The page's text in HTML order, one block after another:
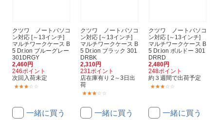
クツワ ノートパソコ
ン対応 [～13インチ]
マルチワークケース B
5 Dr.ion ブルーグレー
301DRGY
2,460円
246ポイント
次回入荷未定
一緒に買う
クツワ ノートパソコ
ン対応 [～13インチ]
マルチワークケース B
5 Dr.ion ブラック 301
DRBK
2,310円
231ポイント
店在庫有り 2～3日出
荷
一緒に買う
クツワ ノートパソコ
ン対応 [～13インチ]
マルチワークケース B
5 Dr.ion ボルドー 301
DRRD
2,480円
248ポイント
約３週間で出荷予定
一緒に買う